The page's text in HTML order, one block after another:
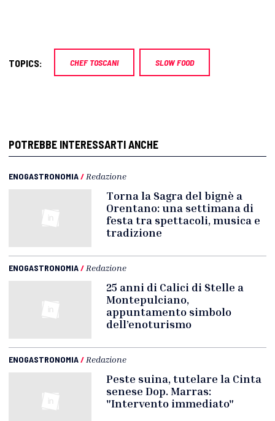
TOPICS: CHEF TOSCANI SLOW FOOD
POTREBBE INTERESSARTI ANCHE
ENOGASTRONOMIA/ Redazione
Torna la Sagra del bignè a
Orentano: una settimana di
festa tra spettacoli, musica e
tradizione
ENOGASTRONOMIA/ Redazione
25 anni di Calici di Stelle a
Montepulciano,
appuntamento simbolo
dell’enoturismo
ENOGASTRONOMIA/ Redazione
Peste suina, tutelare la Cinta
senese Dop. Marras:
"Intervento immediato"